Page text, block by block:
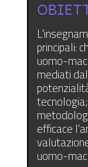
principali:
uomo-
mediati
efficace
uomo-